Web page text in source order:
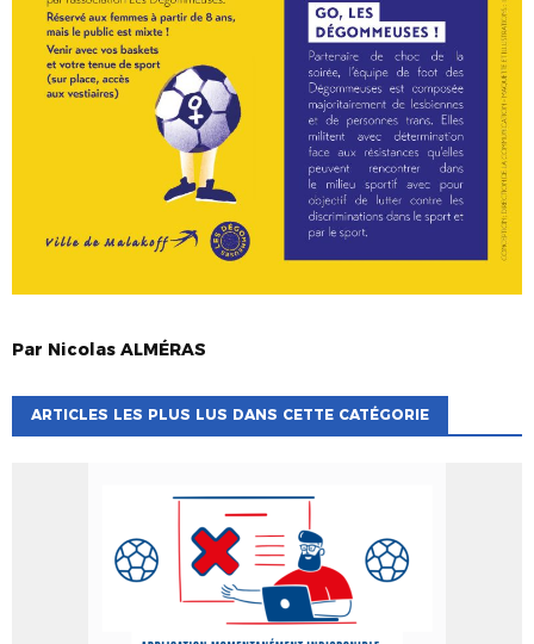
Par Nicolas ALMÉRAS
ARTICLES LES PLUS LUS DANS CETTE CATÉGORIE